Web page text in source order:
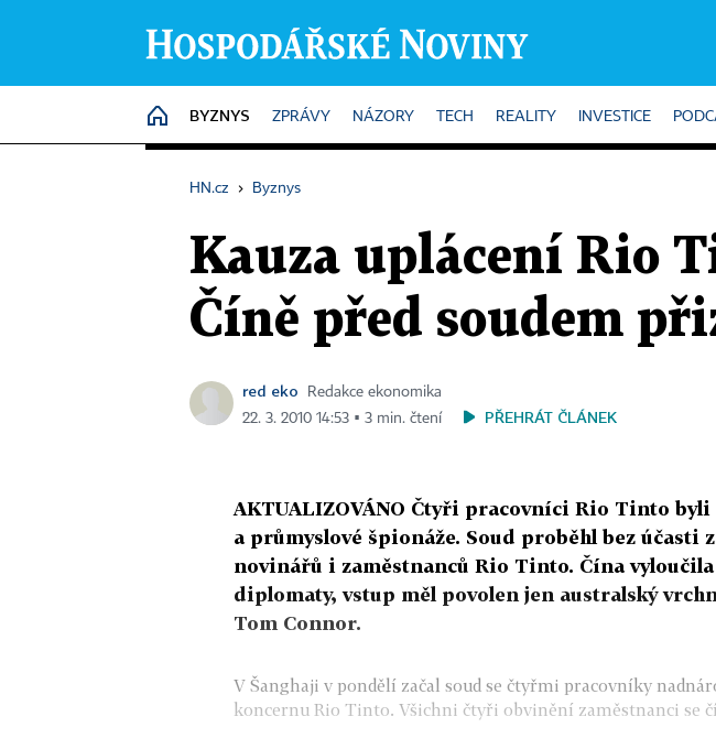
HOME
BYZNYS ZPRÁVY NÁZORY TECH REALITY INVESTICE
HN.cz › Byznys
Kauza uplácení Rio
Číně před soudem
red eko
Redakce ekonomika
22. 3. 2010 14:53 ▪ 3 min. čtení
PŘEHRÁT ČLÁNEK
AKTUALIZOVÁNO Čtyři pracovníci Rio Tinto
a průmyslové špionáže. Soud proběhl bez účasti
novinářů i zaměstnanců Rio Tinto. Čína
diplomaty, vstup měl povolen jen australský
Tom Connor.
V Šanghaji v pondělí začal soud se čtyřmi pracovníky
koncernu Rio Tinto. Všichni čtyři obvinění zaměstnanci se